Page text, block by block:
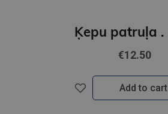
€12.50
Add to cart